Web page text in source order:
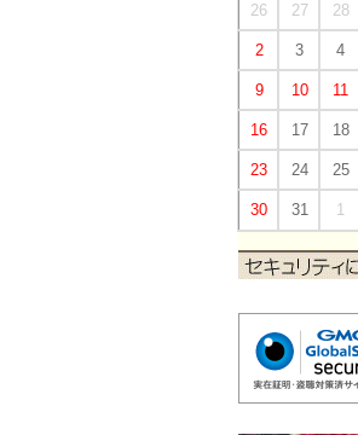
26 27 28
2 3 4
9 10 11
16 17 18
23 24 25
30 31 1